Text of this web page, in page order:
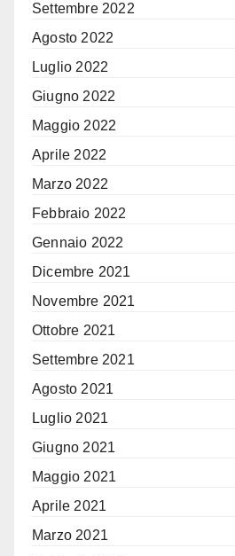
Settembre 2022
Agosto 2022
Luglio 2022
Giugno 2022
Maggio 2022
Aprile 2022
Marzo 2022
Febbraio 2022
Gennaio 2022
Dicembre 2021
Novembre 2021
Ottobre 2021
Settembre 2021
Agosto 2021
Luglio 2021
Giugno 2021
Maggio 2021
Aprile 2021
Marzo 2021